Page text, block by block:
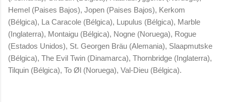
Hemel (Paises Bajos), Jopen (Paises Bajos), Kerkom
(Bélgica), La Caracole (Bélgica), Lupulus (Bélgica), Marble
(Inglaterra), Montaigu (Bélgica), Nogne (Noruega), Rogue
(Estados Unidos), St. Georgen Bräu (Alemania), Slaapmutske
(Bélgica), The Evil Twin (Dinamarca), Thornbridge (Inglaterra),
Tilquin (Bélgica), To Øl (Noruega), Val-Dieu (Bélgica).